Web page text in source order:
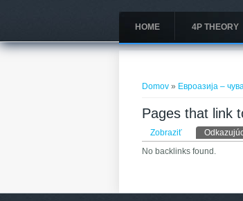
HOME 4P THEORY
Domov » Евроазија –
Pages that link
Primárne
Zobraziť
No backlinks found.